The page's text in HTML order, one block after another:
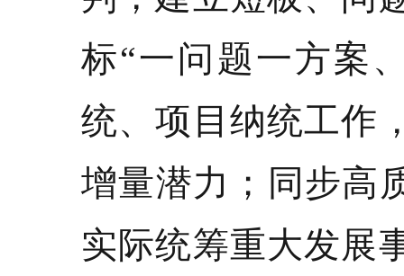
标“一问题一方案
统、项目纳统工作
增量潜力；同步高
实际统筹重大发展